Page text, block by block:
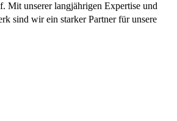
Mit unserer langjährigen Expertise und
sind wir ein starker Partner für unsere